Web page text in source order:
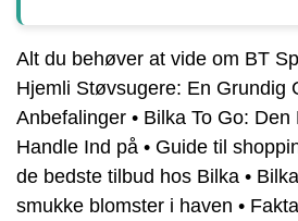
Alt du behøver at vide om BT
Hjemli Støvsugere: En Grundig
Anbefalinger • Bilka To Go:
Handle Ind på • Guide til
de bedste tilbud hos Bilka •
smukke blomster i haven •